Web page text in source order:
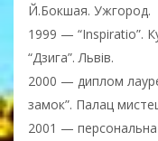
Й.Бокшая. Ужгород.
1999 — “Inspiratio”.
“Дзига”. Львів.
2000 — диплом
замок”. Палац
2001 — персональна